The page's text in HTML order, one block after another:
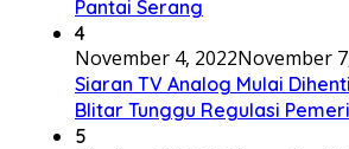
Pantai Serang
4
November 4, 2022November
Siaran TV Analog Mulai
Blitar Tunggu Regulasi
5